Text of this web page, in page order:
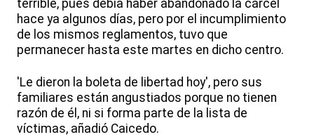
terrible, pues debía haber abandonado la cárcel
hace ya algunos días, pero por el incumplimiento
de los mismos reglamentos, tuvo que
permanecer hasta este martes en dicho centro.
'Le dieron la boleta de libertad hoy', pero sus
familiares están angustiados porque no tienen
razón de él, ni si forma parte de la lista de
víctimas, añadió Caicedo.